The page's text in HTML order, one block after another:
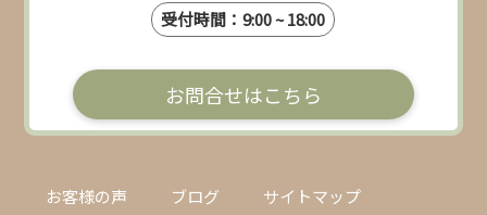
受付時間：9:00 ~ 18:00
お問合せはこちら
お客様の声 ブログ
サイトマップ